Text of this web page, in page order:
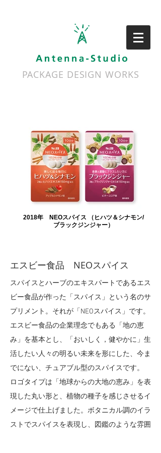
PACKAGE DESIGN WORKS
2018年 NEOスパイス （ヒハツ＆シナモン/
ブラックジンジャー）
エスビー食品 NEOスパイス
​スパイスとハーブのエキスパートであるエス
ビー食品が作った「スパイス」という名のサ
プリメント。それが「NEOスパイス」です。
エスビー食品の企業理念でもある「地の恵
み」を基本とし、「おいしく，健やかに」生
活したい人々の明るい未来を形にした、今ま
でにない、チュアブル型のスパイスです。
​ロゴタイプは「地球からの大地の恵み」を表
現した丸い形と、植物の種子を感じさせるイ
メージで仕上げました。ボタニカル調のイラ
ストでスパイスを表現し、図鑑のような雰囲